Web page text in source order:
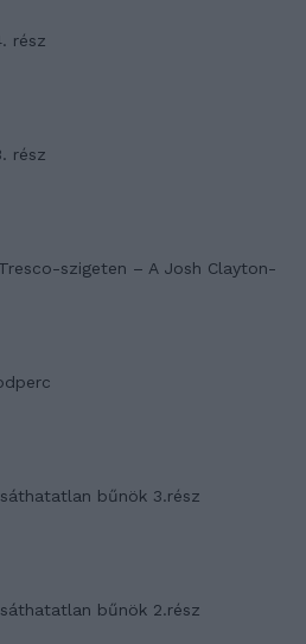
rész
rész
szigeten – A Josh Clayton-
bűnök 3.rész
bűnök 2.rész